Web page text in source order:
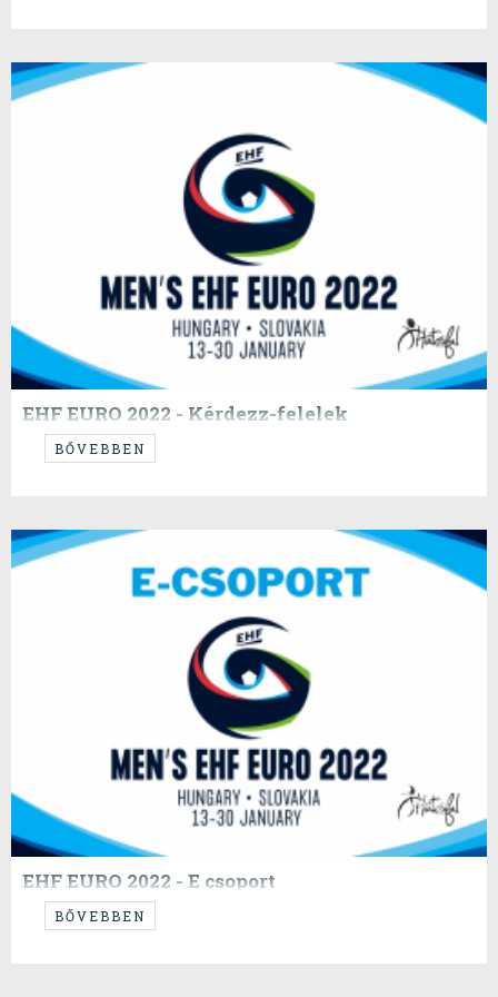
EHF EURO 2022 - Kérdezz-felelek
BŐVEBBEN
EHF EURO 2022 - E csoport
ESP, SWE, CZE, BIH
BŐVEBBEN